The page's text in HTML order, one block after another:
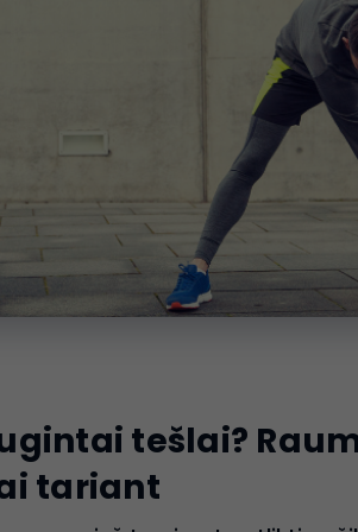
tešlai?
tariant